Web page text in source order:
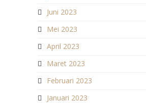
Juni 2023
Mei 2023
April 2023
Maret 2023
Februari 2023
Januari 2023